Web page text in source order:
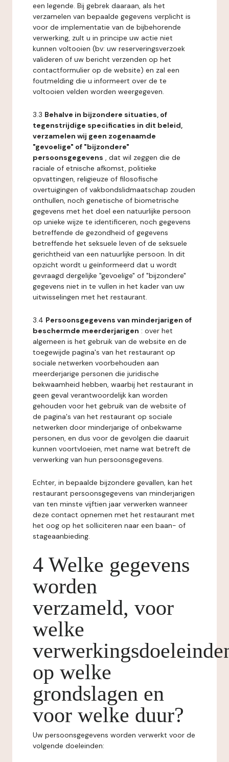
een legende. Bij gebrek daaraan, als het
verzamelen van bepaalde gegevens verplicht is
voor de implementatie van de bijbehorende
verwerking, zult u in principe uw actie niet
kunnen voltooien (bv: uw reserveringsverzoek
valideren of uw bericht verzenden op het
contactformulier op de website) en zal een
foutmelding die u informeert over de te
voltooien velden worden weergegeven.
3.3 Behalve in bijzondere situaties, of
tegenstrijdige specificaties in dit beleid,
verzamelen wij geen zogenaamde
"gevoelige" of "bijzondere"
persoonsgegevens , dat wil zeggen die de
raciale of etnische afkomst, politieke
opvattingen, religieuze of filosofische
overtuigingen of vakbondslidmaatschap zouden
onthullen, noch genetische of biometrische
gegevens met het doel een natuurlijke persoon
op unieke wijze te identificeren, noch gegevens
betreffende de gezondheid of gegevens
betreffende het seksuele leven of de seksuele
gerichtheid van een natuurlijke persoon. In dit
opzicht wordt u geïnformeerd dat u wordt
gevraagd dergelijke "gevoelige" of "bijzondere"
gegevens niet in te vullen in het kader van uw
uitwisselingen met het restaurant.
3.4 Persoonsgegevens van minderjarigen of
beschermde meerderjarigen : over het
algemeen is het gebruik van de website en de
toegewijde pagina's van het restaurant op
sociale netwerken voorbehouden aan
meerderjarige personen die juridische
bekwaamheid hebben, waarbij het restaurant in
geen geval verantwoordelijk kan worden
gehouden voor het gebruik van de website of
de pagina's van het restaurant op sociale
netwerken door minderjarige of onbekwame
personen, en dus voor de gevolgen die daaruit
kunnen voortvloeien, met name wat betreft de
verwerking van hun persoonsgegevens.
Echter, in bepaalde bijzondere gevallen, kan het
restaurant persoonsgegevens van minderjarigen
van ten minste vijftien jaar verwerken wanneer
deze contact opnemen met het restaurant met
het oog op het solliciteren naar een baan- of
stageaanbieding.
4 Welke gegevens
worden
verzameld, voor
welke
op welke
grondslagen en
voor welke duur?
Uw persoonsgegevens worden verwerkt voor de
volgende doeleinden: